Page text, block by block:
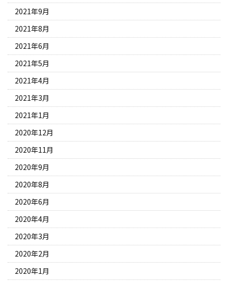
2021年9月
2021年8月
2021年6月
2021年5月
2021年4月
2021年3月
2021年1月
2020年12月
2020年11月
2020年9月
2020年8月
2020年6月
2020年4月
2020年3月
2020年2月
2020年1月